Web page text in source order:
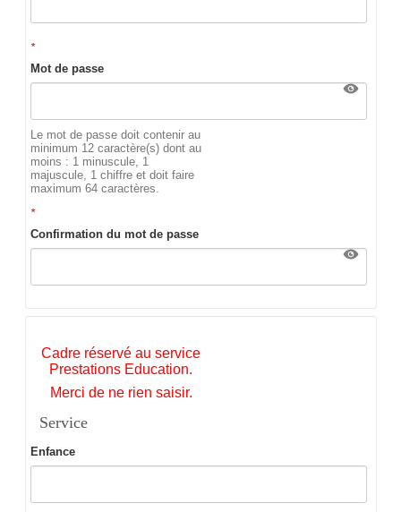
*
Mot de passe
Le mot de passe doit contenir au
minimum 12 caractère(s) dont au
moins : 1 minuscule, 1
majuscule, 1 chiffre et doit faire
maximum 64 caractères.
*
Confirmation du mot de passe
Cadre réservé au service
Prestations Education.
Merci de ne rien saisir.
Service
Enfance